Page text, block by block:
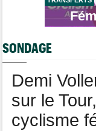
Média
"Course toujours,
web-serie
Route
SONDAGE
Demi
sur le
cyclisme